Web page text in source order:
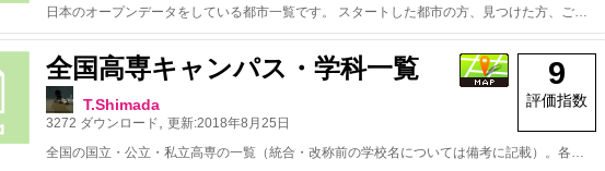
日本のオープンデータをしている都市一覧です。 スタートした都市の方、見つけた方、ご一報いただけるとうれしいです。 データはCC-BY：オープンデータプラットフォーム（http://odp.jig.jp/）, LinkData.org です。 オープンデータを推進している旨を公式サイトに掲載していることが確認できた自治体のみリストアップしています。 更新情報：【現在317都市】 2019/4/23 以下の3自治体を追加 ・青森県十和田市 ・岐阜県関市 ・岐阜県可児市 （by 兼松） 2018/5/19 以下の9自治体を追加 ・東京都練馬区 ・熊本県 ・長野県岡谷市 ・山口県 ・長野県上田市 ・新潟県妙高市 ・長野県辰野町 ・山梨県 ・秋田県 （by 兼松） 2018/3/29 以下の4自治体を追加 ・大分県大分市 ・広島県 ・京都府亀岡市 ・愛知県設楽町 （by 兼松） 2017/12/24 以下の1自治体を追加 ・埼玉県鳩山町 （by 兼松） 2017/12/22 以下の5自治体を追加 ・埼玉県飯能市 ・埼玉県草加市 ・青森県青森市 ・富山県 ・大分県 （by 兼松） 2017/9/17 以下の10自治体を追加 ・愛知県一宮市 ・愛知県東郷町 ・愛知県みよし市 ・愛知県刈谷市 ・愛知県豊田市 ・愛知県瀬戸市 ・東京都多摩市 ・愛知県西尾市 ・奈良県 ・宮崎県日南市 （by 兼松） 2017/7/2 以下の2自治体を追加 ・福岡県 ・長崎県 （by 兼松） 2017/6/7 以下の23自治体を追加 ・埼玉県朝霞市 ・滋賀県甲賀市 ・新潟県長岡市 ・埼玉県ふじみ野市 ・兵庫県芦屋市 ・埼玉県三芳町 ・埼玉県新座市 ・愛知県半田市 ・岡山県笠岡市 ・埼玉県杉戸町 ・埼玉県東秩父村 ・岡山県里庄町 ・岡山県井原市 ・埼玉県毛呂山町 ・岡山県総社市 ・岡山県新見市 ・三重県四日市市 ・香川県東かがわ市 ・佐賀県武雄市 ・島根県 ・香川県丸亀市 ・兵庫県宝塚市 ・長野県長野市 （by 兼松） 2017/1/19 以下の1自治体を追加 ・岡山県 （by 兼松） 2017/1/18 以下の27自治体を追加 ・鹿児島県鹿児島市 ・岡山県倉敷市 ・富山県富山市 ・三重県志摩市 ・愛媛県松山市 ・沖縄県 ・岡山県津山市 ・愛知県東浦町 ・佐賀県伊万里市 ・栃木県那須塩原市 ・秋田県湯沢市 ・青森県八戸市 ・新潟県上越市 ・兵庫県三田市 ・山梨県甲斐市 ・東京都福生市 ・埼玉県久喜市 ・島根県安来市 ・栃木県高根沢町 ・岩手県 ・埼玉県越谷市 ・埼玉県三郷市 ・佐賀県 ・鹿児島県 ・滋賀県 ・千葉県木更津市 ・宮崎県串間市 （by 兼松） 2016/6/30 以下の22自治体を追加 ・東京都港区 ・愛知県知多市 ・愛知県知立市 ・愛媛県 ・茨城県東海村 ・沖縄県豊見城市 ・岐阜県羽島市 ・宮城県 ・香川県高松市 ・埼玉県鴻巣市 ・山形県山形市 ・神奈川県 ・青森県弘前市 ・静岡県川根本町 ・静岡県藤枝市 ・千葉県 ・千葉県印西市 ・千葉県野田市 ・大阪府泉大津市 ・淡路市 ・東京都武蔵村山市 ・北海道小樽市 （by 下山） 2016/6/29 以下の10自治体を追加 ・宮崎県 ・静岡県袋井市 ・東京都豊島区 ・東京都足立区 ・東京都江戸川区 ・東京都武蔵野市 ・東京都稲城市 ・東京都東村山市 ・群馬県 ・東京都港区 （by 下山）
全国高専キャンパス・学科一覧
T.Shimada
3272 ダウンロード 更新:2018年8月25日
9
評価指数
全国の国立・公立・私立高専の一覧（統合・改称前の学校名については備考に記載）。各学科・専攻の一覧はkosen_campus_departmentを参照してください。 ※ 画像はwikimedia, wikipediaのものを指定しています。著作権の関係もありますので、出典元ページへのリンクを併せてご利用ください。 ※ 英語名称にはカンマ（,）が入っています。csvで利用する際は注意してください。 ◎ 誤りや学科名称の変更などありましたらご連絡ください。 ◎ 学科一覧を2018年度版に変更しました。昨年度以前の分は別ファイルとして残してあります。